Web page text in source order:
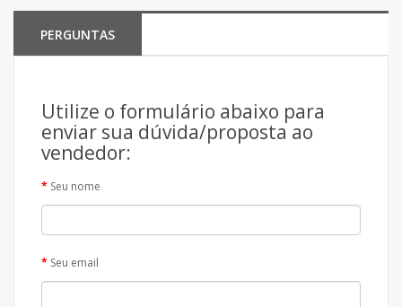
PERGUNTAS
Utilize o formulário abaixo para
enviar sua dúvida/proposta ao
vendedor:
Seu nome
Seu email